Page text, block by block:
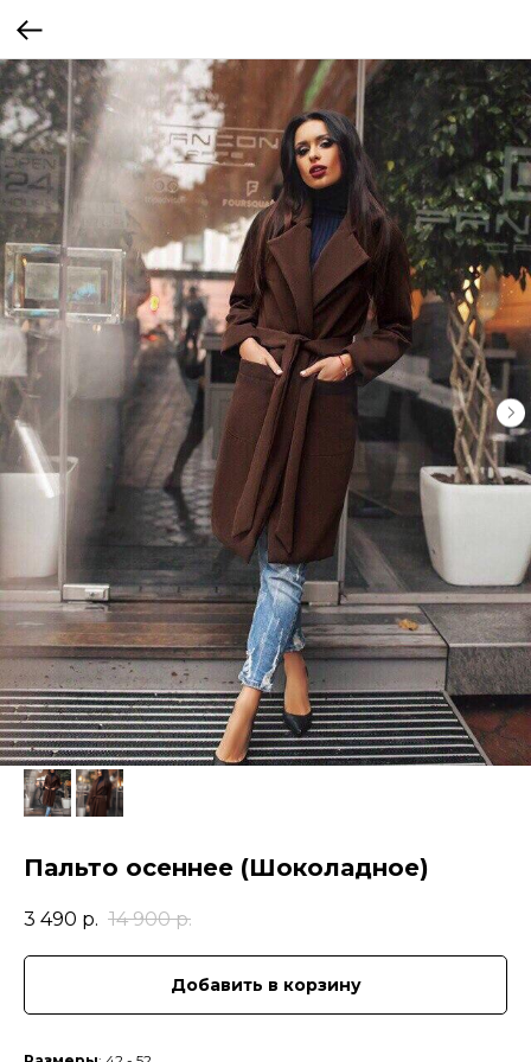
Пальто осеннее (Шоколадное)
3 490 р. 14 900 р.
Добавить в корзину